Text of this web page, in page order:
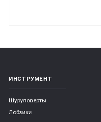
ИНСТРУМЕНТ
Шуруповерты
Лобзики